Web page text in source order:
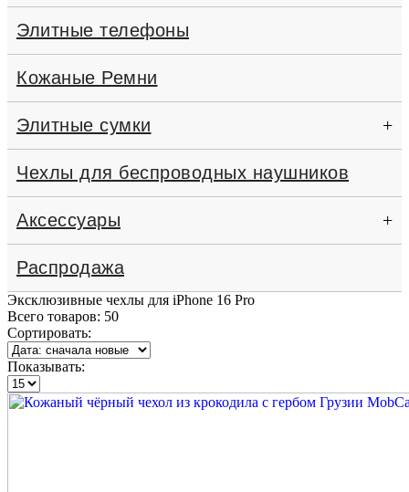
Элитные телефоны
Кожаные Ремни
Элитные сумки +
Чехлы для беспроводных наушников
Аксессуары +
Распродажа
Эксклюзивные чехлы для iPhone 16 Pro
Всего товаров: 50
Сортировать:
Показывать: